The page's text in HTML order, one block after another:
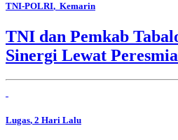
TNI-POLRI, Kemarin
TNI dan Pemkab
Sinergi Lewat
Lugas, 2 Hari Lalu